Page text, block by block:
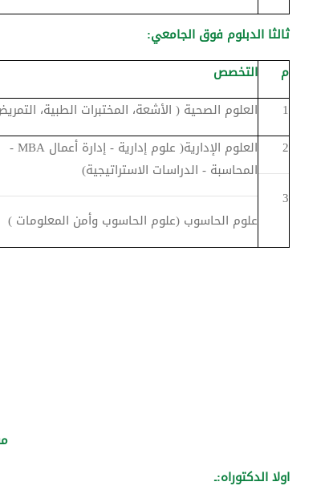
ثالثا الدبلوم فوق الجامعي:
م
التخصص
1
العلوم الصحية ( الأشعة، المختبرات الطبية،
2
3
العلوم الإدارية( علوم إدارية - إدارة أعمال MBA -
المحاسبة - الدراسات الاستراتيجية)
علوم الحاسوب (علوم الحاسوب وأمن المعلومات )
اولا الدكتوراه:ـ